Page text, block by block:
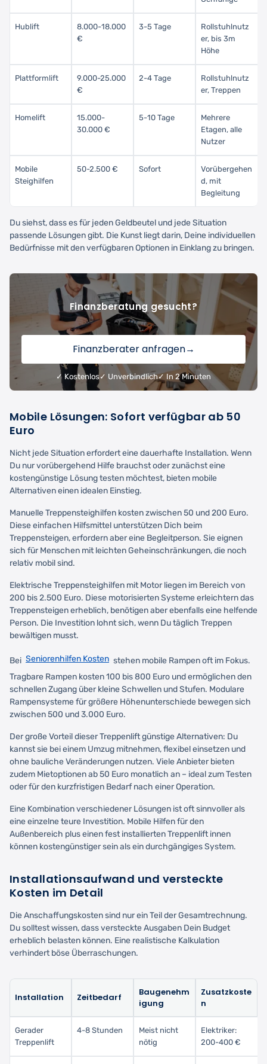
Hublift
8.000-18.000
€
3-5 Tage
Rollstuhlnutz
er, bis 3m
Höhe
Plattformlift
9.000-25.000
€
2-4 Tage
Rollstuhlnutz
er, Treppen
Homelift
15.000-
30.000 €
5-10 Tage
Mehrere
Etagen, alle
Nutzer
Mobile
Steighilfen
50-2.500 € Sofort
Vorübergehen
d, mit
Begleitung
Du siehst, dass es für jeden Geldbeutel und jede Situation
passende Lösungen gibt. Die Kunst liegt darin, Deine individuellen
Bedürfnisse mit den verfügbaren Optionen in Einklang zu bringen.
Finanzberatung gesucht?
Finanzberater anfragen→
✓ Kostenlos ✓ Unverbindlich✓ In 2 Minuten
Mobile Lösungen: Sofort verfügbar ab 50
Euro
Nicht jede Situation erfordert eine dauerhafte Installation. Wenn
Du nur vorübergehend Hilfe brauchst oder zunächst eine
kostengünstige Lösung testen möchtest, bieten mobile
Alternativen einen idealen Einstieg.
Manuelle Treppensteighilfen kosten zwischen 50 und 200 Euro.
Diese einfachen Hilfsmittel unterstützen Dich beim
Treppensteigen, erfordern aber eine Begleitperson. Sie eignen
sich für Menschen mit leichten Geheinschränkungen, die noch
relativ mobil sind.
Elektrische Treppensteighilfen mit Motor liegen im Bereich von
200 bis 2.500 Euro. Diese motorisierten Systeme erleichtern das
Treppensteigen erheblich, benötigen aber ebenfalls eine helfende
Person. Die Investition lohnt sich, wenn Du täglich Treppen
bewältigen musst.
Bei Seniorenhilfen Kosten stehen mobile Rampen oft im Fokus.
Tragbare Rampen kosten 100 bis 800 Euro und ermöglichen den
schnellen Zugang über kleine Schwellen und Stufen. Modulare
Rampensysteme für größere Höhenunterschiede bewegen sich
zwischen 500 und 3.000 Euro.
Der große Vorteil dieser Treppenlift günstige Alternativen: Du
kannst sie bei einem Umzug mitnehmen, flexibel einsetzen und
ohne bauliche Veränderungen nutzen. Viele Anbieter bieten
zudem Mietoptionen ab 50 Euro monatlich an – ideal zum Testen
oder für den kurzfristigen Bedarf nach einer Operation.
Eine Kombination verschiedener Lösungen ist oft sinnvoller als
eine einzelne teure Investition. Mobile Hilfen für den
Außenbereich plus einen fest installierten Treppenlift innen
können kostengünstiger sein als ein durchgängiges System.
Installationsaufwand und versteckte
Kosten im Detail
Die Anschaffungskosten sind nur ein Teil der Gesamtrechnung.
Du solltest wissen, dass versteckte Ausgaben Dein Budget
erheblich belasten können. Eine realistische Kalkulation
verhindert böse Überraschungen.
Installation Zeitbedarf
Baugenehm
igung
Zusatzkoste
n
Gerader
Treppenlift
4-8 Stunden
Meist nicht
nötig
Elektriker:
200-400 €